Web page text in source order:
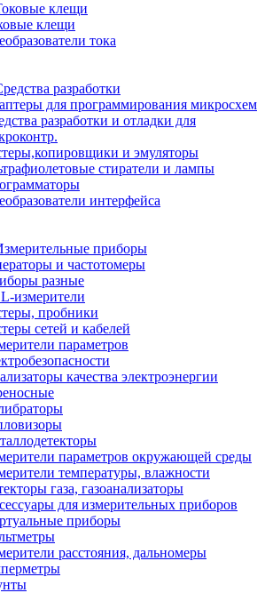
клещи
клещи
тока
разработки
для программирования микросхем
разработки и отладки для
и эмуляторы
стиратели и лампы
интерфейса
приборы
и частотомеры
разные
измерители
пробники
сетей и кабелей
параметров
качества электроэнергии
параметров окружающей среды
температуры, влажности
газа, газоанализаторы
для измерительных приборов
приборы
расстояния, дальномеры